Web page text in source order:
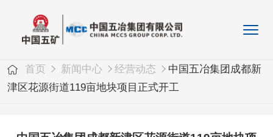
首页 新闻中心 经营动态
中国五冶集团成都新
津区花源街道119亩地块项目正式开工